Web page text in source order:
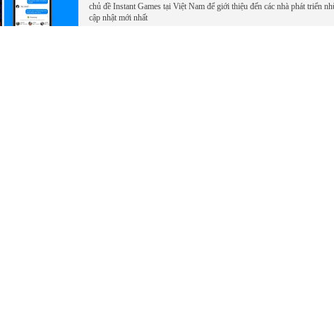
chủ đề Instant Games tại Việt Nam để giới thiệu đến các nhà phát triển
cập nhật mới nhất